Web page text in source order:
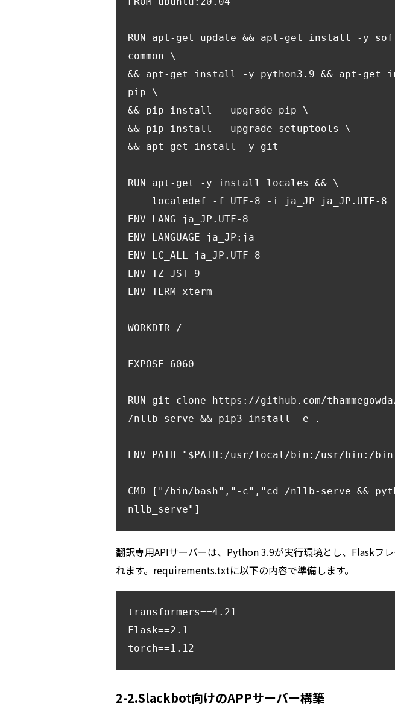
RUN apt-get update && apt-get install -y
common \
&& apt-get install -y python3.9 && apt-get
pip \
&& pip install --upgrade pip \
&& pip install --upgrade setuptools \
&& apt-get install -y git
RUN apt-get -y install locales && \
ENV LANG ja_JP.UTF-8
ENV LANGUAGE ja_JP:ja
ENV LC_ALL ja_JP.UTF-8
ENV TZ JST-9
ENV TERM xterm
WORKDIR /
EXPOSE 6060
RUN git clone https://github.com/
/nllb-serve && pip3 install -e .
ENV PATH "$PATH:/usr/local/bin:/usr/bin:/
CMD ["/bin/bash","-c","cd /nllb-serve &&
翻訳専用APIサーバーは、Python 3.9が実行環境とし、Flaskフ
れます。requirements.txtに以下の内容で準備します。
transformers==4.21
Flask==2.1
2-2.Slackbot向けのAPPサーバー構築